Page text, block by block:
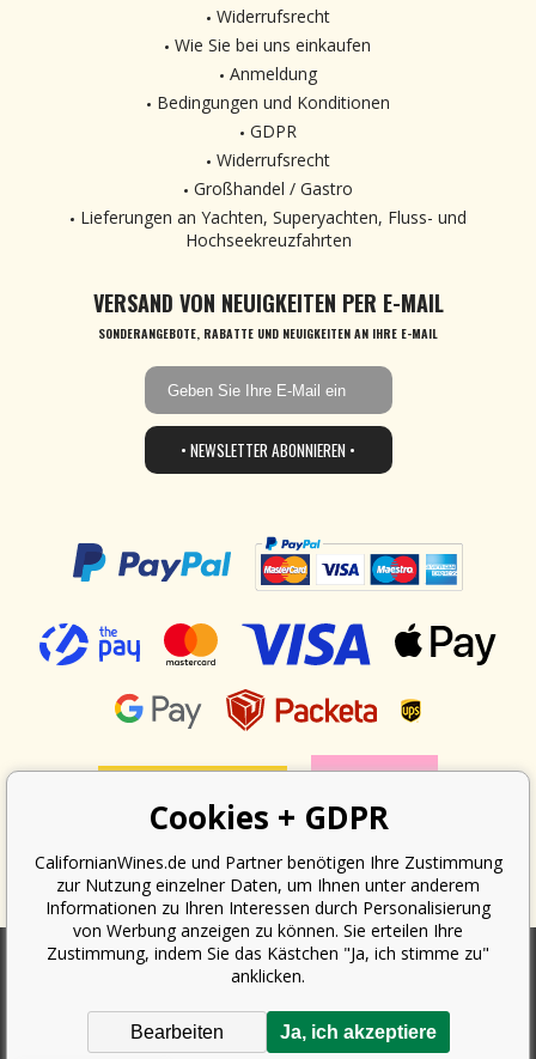
Widerrufsrecht
Wie Sie bei uns einkaufen
Anmeldung
Bedingungen und Konditionen
GDPR
Widerrufsrecht
Großhandel / Gastro
Lieferungen an Yachten, Superyachten, Fluss- und
Hochseekreuzfahrten
VERSAND VON NEUIGKEITEN PER E-MAIL
SONDERANGEBOTE, RABATTE UND NEUIGKEITEN AN IHRE E-MAIL
• NEWSLETTER ABONNIEREN •
verpflichtet, dem Käufer eine Quittung auszustellen. Gleichzeitig ist er
verpflichtet, den erhaltenen Umsatz online beim Finanzamt zu erfassen;
im Falle eines technischen Ausfalls dann spätestens innerhalb von 48
Cookies + GDPR
CalifornianWines.de und Partner benötigen Ihre Zustimmung
zur Nutzung einzelner Daten, um Ihnen unter anderem
Informationen zu Ihren Interessen durch Personalisierung
von Werbung anzeigen zu können. Sie erteilen Ihre
Zustimmung, indem Sie das Kästchen "Ja, ich stimme zu"
anklicken.
Ja, ich akzeptiere
Bearbeiten